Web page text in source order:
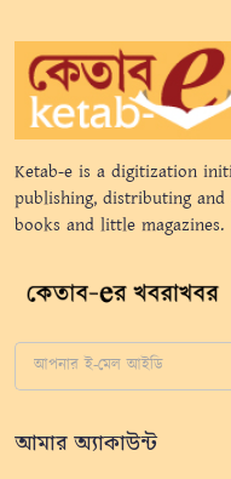
Ketab-e is a digitization
publishing, distributing
books and little magazines.
আমার অ্যাকাউন্ট